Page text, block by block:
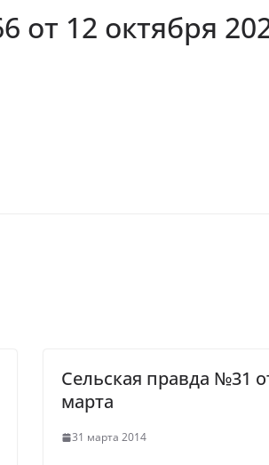
от 12 октября
Сельская правда №31
марта
31 марта 2014